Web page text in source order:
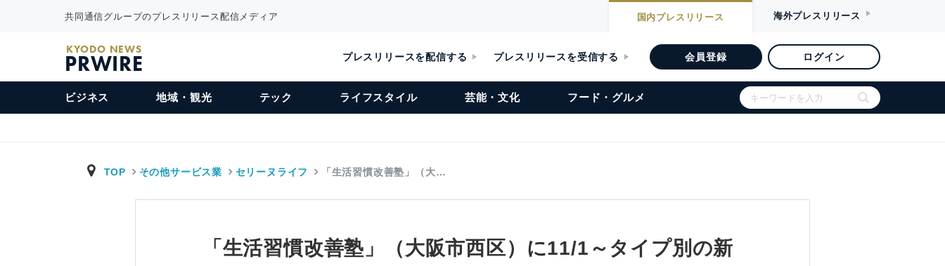
共同通信グループのプレスリリース配信メディア 国内プレスリリース 海外プレスリリース
KYODO NEWS
PRWIRE プレスリリースを配信する プレスリリースを受信する 会員登録 ログイン
ビジネス 地域・観光 テック ライフスタイル 芸能・文化 フード・グルメ
TOP その他サービス業 セリーヌライフ 「生活習慣改善塾」（大…
「生活習慣改善塾」（大阪市西区）に11/1～タイプ別の新